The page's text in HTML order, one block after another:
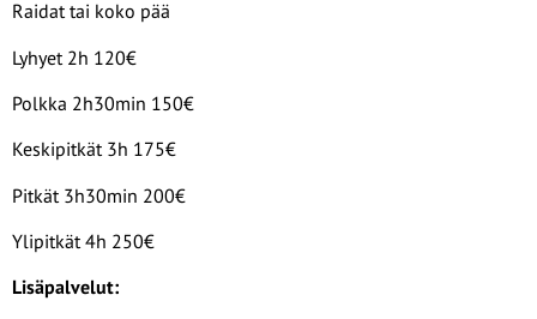
Raidat tai koko pää
Lyhyet 2h 120€
Polkka 2h30min 150€
Keskipitkät 3h 175€
Pitkät 3h30min 200€
Ylipitkät 4h 250€
Lisäpalvelut: